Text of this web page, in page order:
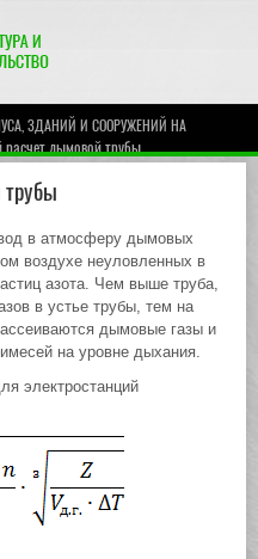
ЗДАНИЙ И СООРУЖЕНИЙ НА
дымовой трубы
в атмосферу дымовых
воздухе неуловленных в
азота. Чем выше труба,
в устье трубы, тем на
дымовые газы и
на уровне дыхания.
электростанций